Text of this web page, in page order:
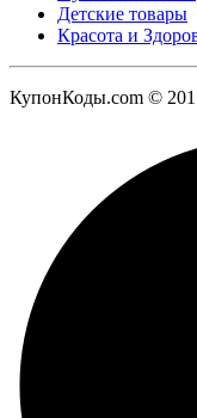
Детские товары
Красота и
КупонКоды.com ©